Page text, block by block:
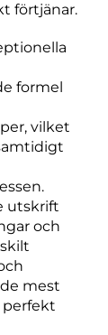
förtjänar.
formel
vilket
utskrift
och
mest
perfekt